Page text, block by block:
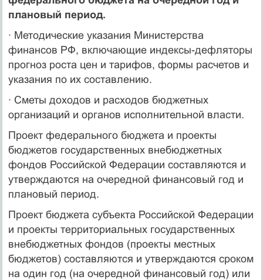
плановый период.
· Методические указания Министерства
финансов РФ, включающие индексы-дефляторы
прогноз роста цен и тарифов, формы расчетов и
указания по их составлению.
· Сметы доходов и расходов бюджетных
организаций и органов исполнительной власти.
Проект федерального бюджета и проекты
бюджетов государственных внебюджетных
фондов Российской Федерации составляются и
утверждаются на очередной финансовый год и
плановый период.
Проект бюджета субъекта Российской Федерации
и проекты территориальных государственных
внебюджетных фондов (проекты местных
бюджетов) составляются и утверждаются сроком
на один год (на очередной финансовый год) или